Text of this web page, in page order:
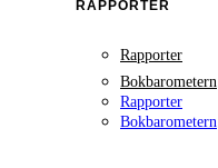
RAPPORTER
Rapporter
Bokbarometern
Rapporter
Bokbarometern